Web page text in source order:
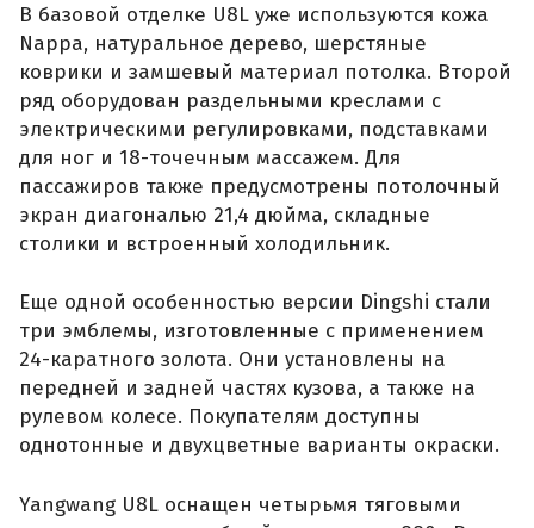
В базовой отделке U8L уже используются кожа
Nappa, натуральное дерево, шерстяные
коврики и замшевый материал потолка. Второй
ряд оборудован раздельными креслами с
электрическими регулировками, подставками
для ног и 18-точечным массажем. Для
пассажиров также предусмотрены потолочный
экран диагональю 21,4 дюйма, складные
столики и встроенный холодильник.
Еще одной особенностью версии Dingshi стали
три эмблемы, изготовленные с применением
24-каратного золота. Они установлены на
передней и задней частях кузова, а также на
рулевом колесе. Покупателям доступны
однотонные и двухцветные варианты окраски.
Yangwang U8L оснащен четырьмя тяговыми